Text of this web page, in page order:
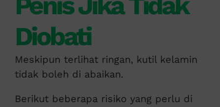
Diobati
Meskipun terlihat ringan, kutil kelamin
tidak boleh di abaikan.
Berikut beberapa risiko yang perlu di